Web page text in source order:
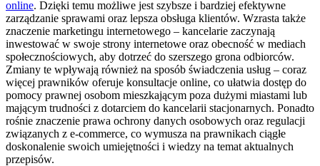
online. Dzięki temu możliwe jest szybsze i bardziej efektywne
zarządzanie sprawami oraz lepsza obsługa klientów. Wzrasta także
znaczenie marketingu internetowego – kancelarie zaczynają
inwestować w swoje strony internetowe oraz obecność w mediach
społecznościowych, aby dotrzeć do szerszego grona odbiorców.
Zmiany te wpływają również na sposób świadczenia usług – coraz
więcej prawników oferuje konsultacje online, co ułatwia dostęp do
pomocy prawnej osobom mieszkającym poza dużymi miastami lub
mającym trudności z dotarciem do kancelarii stacjonarnych. Ponadto
rośnie znaczenie prawa ochrony danych osobowych oraz regulacji
związanych z e-commerce, co wymusza na prawnikach ciągłe
doskonalenie swoich umiejętności i wiedzy na temat aktualnych
przepisów.